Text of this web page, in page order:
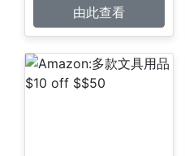
由此查看